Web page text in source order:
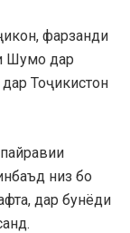
фарзанди
Шумо дар
Тоҷикистон
низ бо
дар бунёди